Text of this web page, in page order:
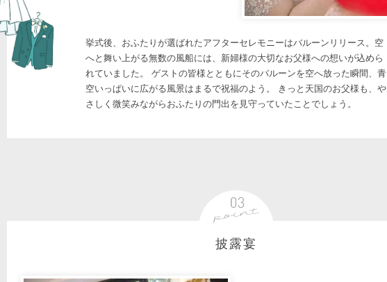
挙式後、おふたりが選ばれたアフターセレモニーはバルーンリリース。空
へと舞い上がる無数の風船には、新婦様の大切なお父様への想いが込めら
れていました。 ゲストの皆様とともにそのバルーンを空へ放った瞬間、青
空いっぱいに広がる風景はまるで祝福のよう。 きっと天国のお父様も、や
さしく微笑みながらおふたりの門出を見守っていたことでしょう。
披露宴